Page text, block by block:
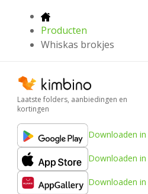
Producten
Whiskas brokjes
Laatste folders, aanbiedingen en
kortingen
Downloaden in
Downloaden in
Downloaden in